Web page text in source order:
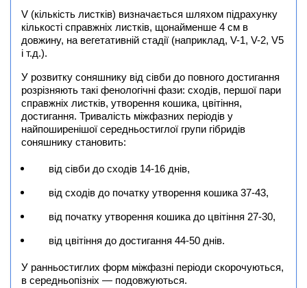
V (кількість листків) визначається шляхом підрахунку
кількості справжніх листків, щонайменше 4 см в
довжину, на вегетативній стадії (наприклад, V-1, V-2, V5
і т.д.).
У розвитку соняшнику від сівби до повного достигання
розрізняють такі фенологічні фази: сходів, першої пари
справжніх листків, утворення кошика, цвітіння,
достигання. Тривалість міжфазних періодів у
найпоширенішої середньостиглої групи гібридів
соняшнику становить:
від сівби до сходів 14-16 днів,
від сходів до початку утворення кошика 37-43,
від початку утворення кошика до цвітіння 27-30,
від цвітіння до достигання 44-50 днів.
У ранньостиглих форм міжфазні періоди скорочуються,
в середньопізніх — подовжуються.